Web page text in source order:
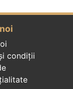
condiții